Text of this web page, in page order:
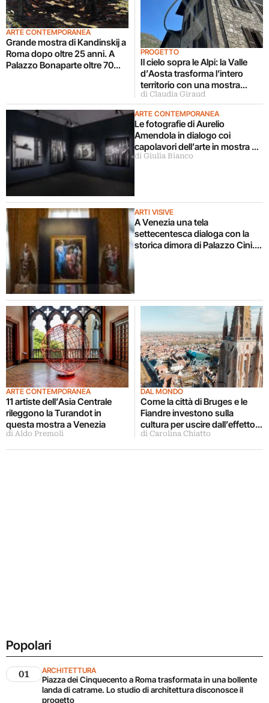
ARTE CONTEMPORANEA
Grande mostra di Kandinskij a
Roma dopo oltre 25 anni. A
Palazzo Bonaparte oltre 70
PROGETTO
Il cielo sopra le Alpi: la Valle
d’Aosta trasforma l’intero
territorio con una mostra
d’arte diffusa
di Claudia Giraud
ARTE CONTEMPORANEA
Le fotografie di Aurelio
Amendola in dialogo coi
capolavori dell’arte in mostra a
Milano
di Giulia Bianco
ARTI VISIVE
A Venezia una tela
settecentesca dialoga con la
storica dimora di Palazzo Cini.
ARTE CONTEMPORANEA
11 artiste dell’Asia Centrale
rileggono la Turandot in
questa mostra a Venezia
di Aldo Premoli
DAL MONDO
Come la città di Bruges e le
Fiandre investono sulla
cultura per uscire dall’effetto
cartolina
di Carolina Chiatto
Popolari
01 ARCHITETTURA
Piazza dei Cinquecento a Roma trasformata in una bollente
landa di catrame. Lo studio di architettura disconosce il
progetto